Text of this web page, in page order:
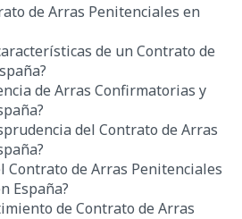
de Arras Penitenciales en
de un Contrato de
de Arras Confirmatorias y
del Contrato de Arras
Contrato de Arras Penitenciales
España?
de Contrato de Arras